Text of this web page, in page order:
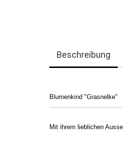
Beschreibung
Blumenkind "Grasnelke"
Mit ihrem lieblichen